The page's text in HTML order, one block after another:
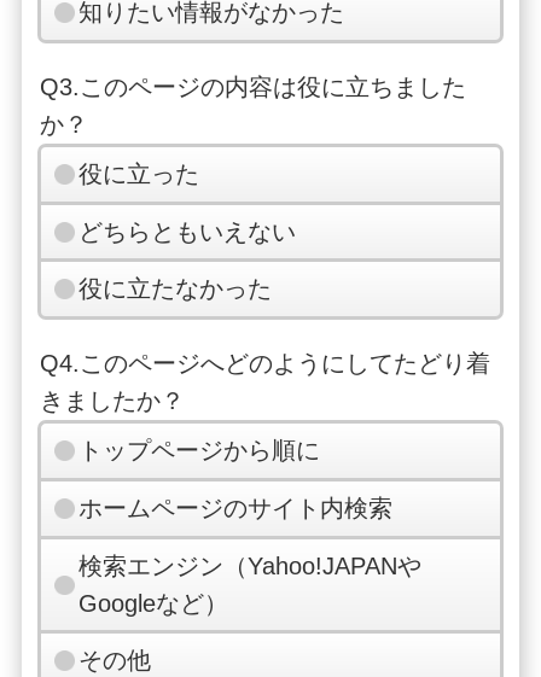
知りたい情報がなかった
Q3.このページの内容は役に立ちました
か？
役に立った
どちらともいえない
役に立たなかった
Q4.このページへどのようにしてたどり着
きましたか？
トップページから順に
ホームページのサイト内検索
検索エンジン（Yahoo!JAPANや
Googleなど）
その他